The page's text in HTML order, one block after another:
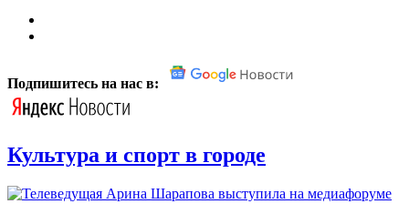
Подпишитесь на нас в:
Культура и спорт в городе